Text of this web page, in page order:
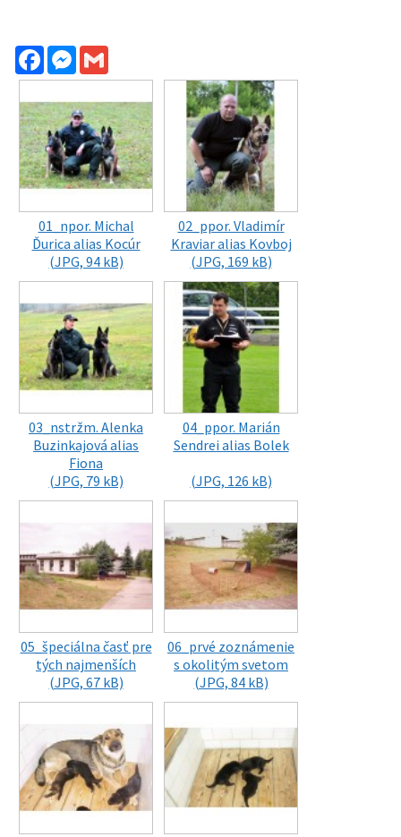
FacebookMessenger
01_npor. Michal
Ďurica alias Kocúr
(JPG, 94 kB)
02_ppor. Vladimír
Kraviar alias Kovboj
(JPG, 169 kB)
03_nstržm. Alenka
Buzinkajová alias
Fiona
(JPG, 79 kB)
04_ppor. Marián
Sendrei alias Bolek
(JPG, 126 kB)
05_špeciálna časť pre
tých najmenších
(JPG, 67 kB)
06_prvé zoznámenie
s okolitým svetom
(JPG, 84 kB)